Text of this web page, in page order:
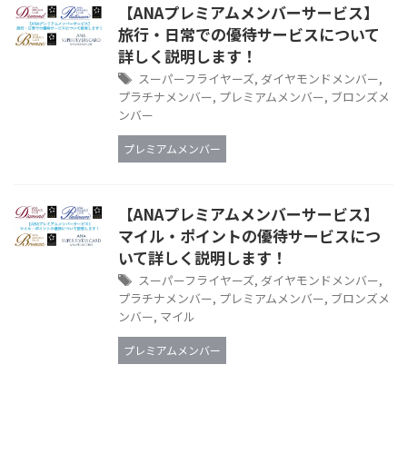
【ANAプレミアムメンバーサービス】
旅行・日常での優待サービスについて
詳しく説明します！
スーパーフライヤーズ, ダイヤモンドメンバー,
プラチナメンバー, プレミアムメンバー, ブロンズメ
ンバー
プレミアムメンバー
【ANAプレミアムメンバーサービス】
マイル・ポイントの優待サービスにつ
いて詳しく説明します！
スーパーフライヤーズ, ダイヤモンドメンバー,
プラチナメンバー, プレミアムメンバー, ブロンズメ
ンバー, マイル
プレミアムメンバー